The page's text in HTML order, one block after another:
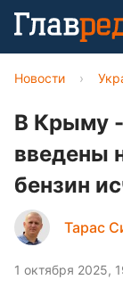
Новости ›
В Крыму -
введены
бензин
Тарас
1 октября 2025,